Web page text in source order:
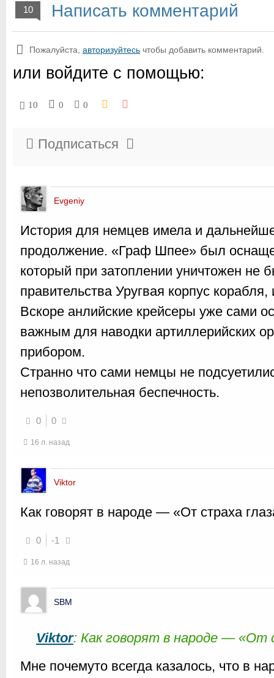
10 Написать комментарий
Пожалуйста, авторизуйтесь чтобы добавить комментарий.
или войдите с помощью:
10 0 0
Подписаться
Evgeniy
История для немцев имела и
продолжение. «Граф Шпее» был
который при затоплении уничтожен не
правительства Уругвая корпус
Вскоре анлийские крейсеры уже сами
важным для наводки артиллерийских
прибором.
Странно что сами немцы не
непозволительная беспечность.
0 0
16 л. назад
Viktor
Как говорят в народе — «От страха
0 -1
16 л. назад
SBM
Viktor: Как говорят в народе — «От
Мне почемуто всегда казалось, что в